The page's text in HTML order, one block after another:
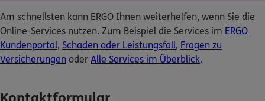
Reform der privaten Altersvorsorge
Jetzt Förderung selbst berechnen.
Am schnellsten kann ERGO Ihnen weiterhelfen, wenn Sie die
Online-Services nutzen. Zum Beispiel die Services im ERGO
Kundenportal, Schaden oder Leistungsfall, Fragen zu
Versicherungen oder Alle Services im Überblick.